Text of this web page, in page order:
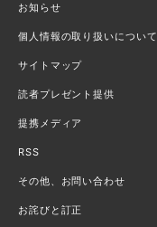
お知らせ
個人情報の取り扱いについて
サイトマップ
読者プレゼント提供
提携メディア
RSS
その他、お問い合わせ
お詫びと訂正